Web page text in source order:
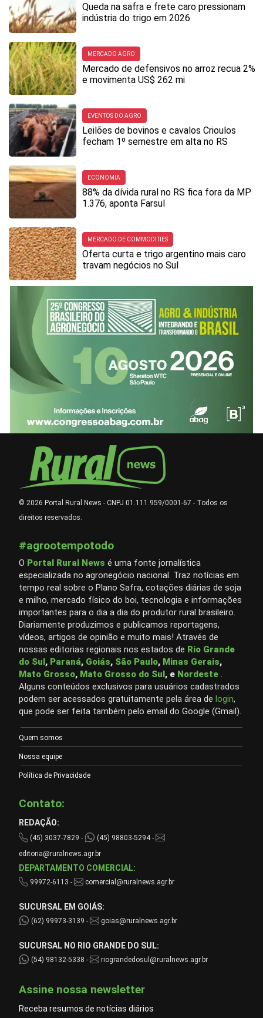
Queda na safra e frete caro pressionam
indústria do trigo em 2026
MERCADO AGRO
Mercado de defensivos no arroz recua 2%
e movimenta US$ 262 mi
EVENTOS DO AGRO
Leilões de bovinos e cavalos Crioulos
fecham 1º semestre em alta no RS
ECONOMIA
88% da dívida rural no RS fica fora da MP
1.376, aponta Farsul
MERCADO DE COMMODITIES
Oferta curta e trigo argentino mais caro
travam negócios no Sul
© 2026 Portal Rural News - CNPJ 01.111.959/0001-67 - Todos os
direitos reservados.
#agrootempotodo
O Portal Rural News é uma fonte jornalística
especializada no agronegócio nacional. Traz notícias em
tempo real sobre o Plano Safra, cotações diárias de soja
e milho, mercado físico do boi, tecnologia e informações
importantes para o dia a dia do produtor rural brasileiro.
Diariamente produzimos e publicamos reportagens,
vídeos, artigos de opinião e muito mais! Através de
nossas editorias regionais nos estados de Rio Grande
do Sul, Paraná, Goiás, São Paulo, Minas Gerais,
Mato Grosso, Mato Grosso do Sul, e Nordeste .
Alguns conteúdos exclusivos para usuários cadastrados
podem ser acessados gratuitamente pela área de login,
que pode ser feita também pelo email do Google (Gmail).
Quem somos
Nossa equipe
Política de Privacidade
Contato:
REDAÇÃO:
(45) 3037-7829 -
(45) 98803-5294 -
editoria@ruralnews.agr.br
DEPARTAMENTO COMERCIAL:
99972-6113 - comercial@ruralnews.agr.br
SUCURSAL EM GOIÁS:
(62) 99973-3139 - goias@ruralnews.agr.br
SUCURSAL NO RIO GRANDE DO SUL:
(54) 98132-5338 - riograndedosul@ruralnews.agr.br
Assine nossa newsletter
Receba resumos de notícias diários